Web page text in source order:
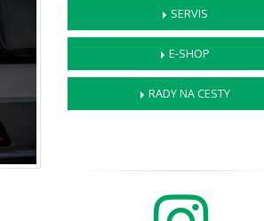
SERVIS
E-SHOP
RADY NA CESTY